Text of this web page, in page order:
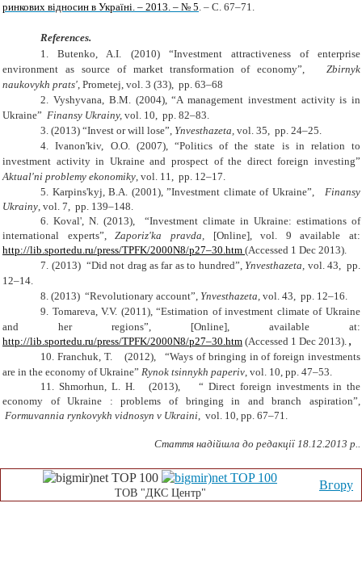
ринкових відносин в Україні. – 2013. – № 5. – С. 67–71.
References.
1.
Butenko, A.I. (2010) “Investment attractiveness of enterprise
environment as source of market transformation of economy”, Zbirnyk
naukovykh prats', Prometej, vol. 3 (33), pp. 63–68
2. Vyshyvana, B.M. (2004), “A management investment activity is in
Ukraine” Finansy Ukrainy, vol. 10, pp. 82–83.
3. (2013) “Invest or will lose”, Ynvesthazeta,vol. 35, pp. 24–25.
4. Ivanon'kiv, O.O. (2007), “Politics of the state is in relation to
investment activity in Ukraine and prospect of the direct foreign investing”
Aktual'ni problemy ekonomiky, vol. 11, pp. 12–17.
5. Karpins'kyj,B.A. (2001), ”Investment climate of Ukraine”,Finansy
Ukrainy, vol. 7, pp. 139–148.
6. Koval', N. (2013), “Investment climate in Ukraine: estimations of
international experts”,Zaporiz'ka pravda,[Online],vol. 9 available at:
http://lib.sportedu.ru/press/TPFK/2000N8/p27–30.htm (Accessed 1 Dec 2013).
7. (2013) “Did not drag as far as to hundred”, Ynvesthazeta, vol. 43, pp.
12–14.
8. (2013) “Revolutionary account”, Ynvesthazeta, vol. 43, pp. 12–16.
9. Tomareva, V.V. (2011), “Estimation of investment climate of Ukraine
and her regions”, [Online], available at:
http://lib.sportedu.ru/press/TPFK/2000N8/p27–30.htm (Accessed 1 Dec 2013). ,
10. Franchuk, T. (2012), “Ways of bringing in of foreign investments
are in the economy of Ukraine” Rynok tsinnykh paperiv, vol. 10, pp. 47–53.
11. Shmorhun, L. H. (2013), “ Direct foreign investments in the
economy of Ukraine : problems of bringing in and branch aspiration”,
Formuvannia rynkovykh vidnosyn v Ukraini, vol. 10, pp. 67–71.
Стаття надійшла до редакції 18.12.2013 р..
Вгору
ТОВ "ДКС Центр"